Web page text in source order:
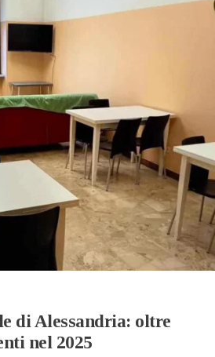
di Alessandria: oltre
nel 2025